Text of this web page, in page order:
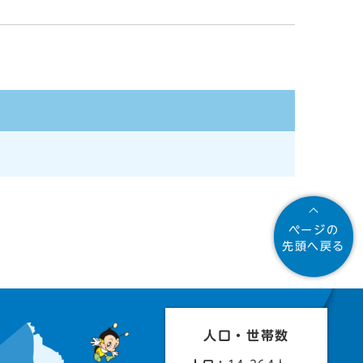
ページの
先頭へ戻る
人口・世帯数